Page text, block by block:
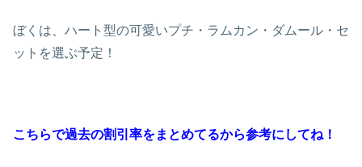
ぼくは、ハート型の可愛いプチ・ラムカン・ダムール・セ
ットを選ぶ予定！
こちらで過去の割引率をまとめてるから参考にしてね！